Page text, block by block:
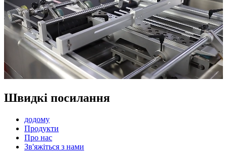
Швидкі посилання
додому
Продукти
Про нас
Зв'яжіться з нами